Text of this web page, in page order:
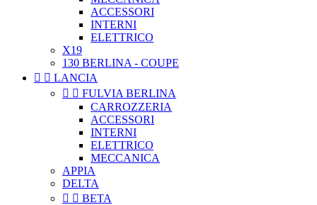
ACCESSORI
INTERNI
ELETTRICO
X19
130 BERLINA - COUPE
  LANCIA
  FULVIA BERLINA
CARROZZERIA
ACCESSORI
INTERNI
ELETTRICO
MECCANICA
APPIA
DELTA
  BETA